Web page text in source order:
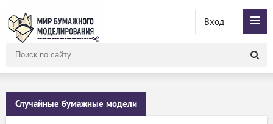
сайту
Вход
Случайные бумажные модели